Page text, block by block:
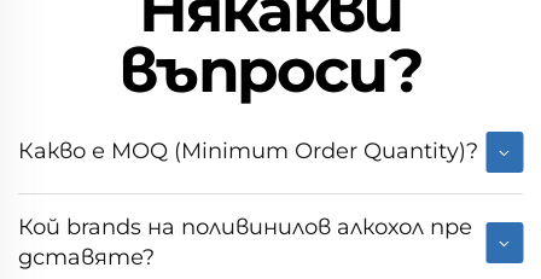
въпроси?
Какво е MOQ (Minimum Order Quantity)?
Кой brands на поливинилов алкохол пре
дставяте?